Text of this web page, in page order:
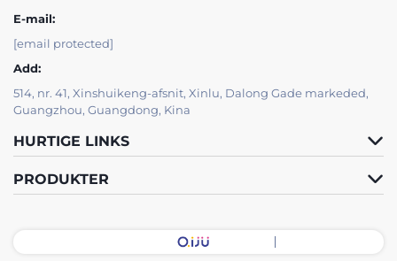
E-mail:
[email protected]
Add:
514, nr. 41, Xinshuikeng-afsnit, Xinlu, Dalong Gade markeded,
Guangzhou, Guangdong, Kina
HURTIGE LINKS
PRODUKTER